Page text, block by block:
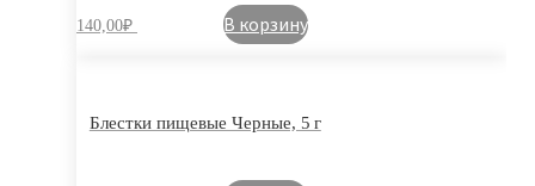
140,00₽ В корзину
Блестки пищевые Черные, 5 г